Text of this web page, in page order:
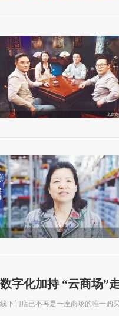
数字化加持 “云商场”
线下门店已不再是一座商场的唯一购